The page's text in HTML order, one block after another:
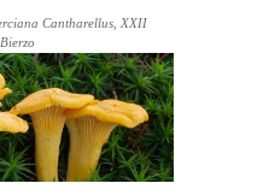
Cantharellus XXII